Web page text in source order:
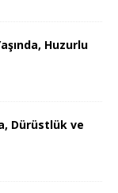
Huzurlu
Dürüstlük ve